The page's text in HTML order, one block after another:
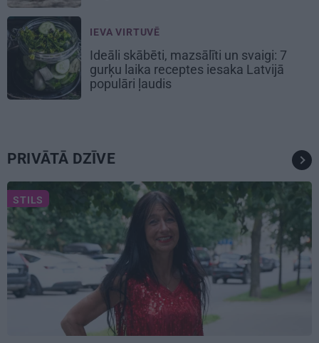
IEVA VIRTUVĒ
Ideāli skābēti, mazsālīti un svaigi: 7
gurķu laika receptes iesaka Latvijā
populāri ļaudis
PRIVĀTĀ DZĪVE
STILS